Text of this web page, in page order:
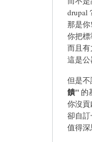
drupal
那是你!
你把
而且有
這是
但是
饋" 的
你沒貢
卻自
值得